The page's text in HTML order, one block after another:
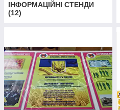
ІНФОРМАЦІЙНІ СТЕНДИ
(12)